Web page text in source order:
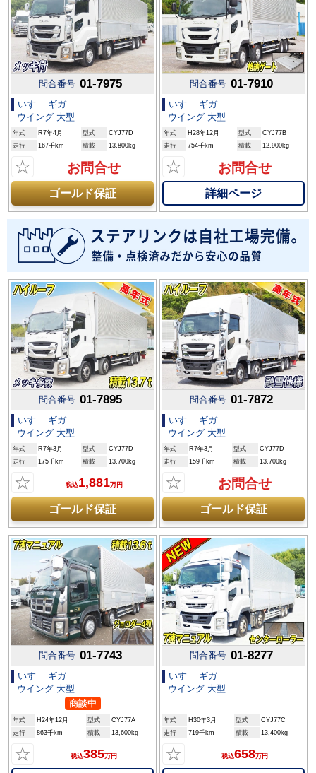
問合番号 01-7975
いすゞ ギガ
ウイング 大型
年式 R7年4月 型式
CYJ77D
走行
167千km 積載 13,800kg
☆ お問合せ
ゴールド保証
問合番号 01-7910
いすゞ ギガ
ウイング 大型
年式 H28年12月 型式
CYJ77B
走行
754千km 積載 12,900kg
☆ お問合せ
詳細ページ
問合番号 01-7895
いすゞ ギガ
ウイング 大型
年式 R7年3月 型式
CYJ77D
走行
175千km 積載 13,700kg
☆ 税込1,881万円
ゴールド保証
問合番号 01-7872
いすゞ ギガ
ウイング 大型
年式 R7年3月 型式
CYJ77D
走行
159千km 積載 13,700kg
☆ お問合せ
ゴールド保証
問合番号 01-7743
いすゞ ギガ
ウイング 大型
商談中
年式 H24年12月 型式
CYJ77A
走行
863千km 積載 13,600kg
☆ 税込385万円
問合番号 01-8277
いすゞ ギガ
ウイング 大型
年式 H30年3月 型式
CYJ77C
走行
719千km 積載 13,400kg
☆ 税込658万円